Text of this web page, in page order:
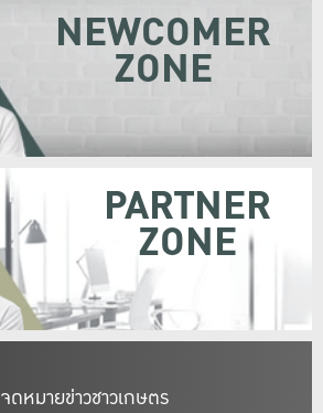
จดหมายข่าวชาวเกษตร
NEWCOMER
ZONE
PARTNER
ZONE